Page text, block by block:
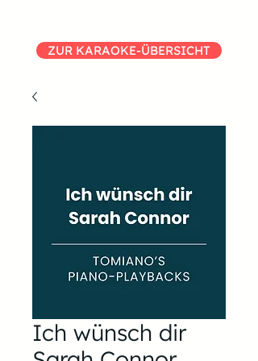
ZUR KARAOKE-ÜBERSICHT
Ich wünsch dir